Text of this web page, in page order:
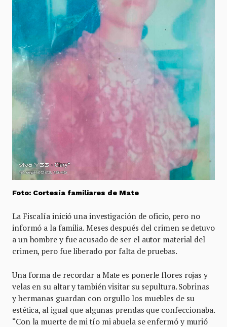
Foto: Cortesía familiares de Mate
La Fiscalía inició una investigación de oficio, pero no
informó a la familia. Meses después del crimen se detuvo
a un hombre y fue acusado de ser el autor material del
crimen, pero fue liberado por falta de pruebas.
Una forma de recordar a Mate es ponerle flores rojas y
velas en su altar y también visitar su sepultura. Sobrinas
y hermanas guardan con orgullo los muebles de su
estética, al igual que algunas prendas que confeccionaba.
“Con la muerte de mi tío mi abuela se enfermó y murió